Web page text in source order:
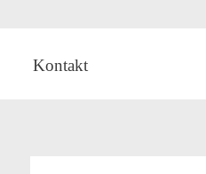
Kontakt